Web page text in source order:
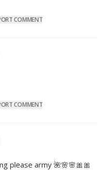
COMMENT
COMMENT
please army 🌺🌸🌸🎀🎀